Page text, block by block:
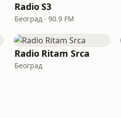
Radio S3
Београд · 90.9 FM
Radio Ritam Srca
Београд